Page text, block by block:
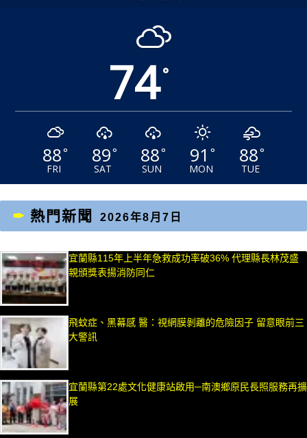
74°
88°
FRI
89°
SAT
88°
SUN
91 °
MON
88°
TUE
熱門新聞 2026年8月7日
宜蘭縣115年上半年急救成功率破36% 代理縣長林茂盛
親頒獎表揚消防同仁
飛蚊症、黑幕感 醫：視網膜剝離的危險因子 留意眼前三
大警訊
宜蘭縣第22處文化健康站啟用─南澳鄉原民長照服務再擴
展